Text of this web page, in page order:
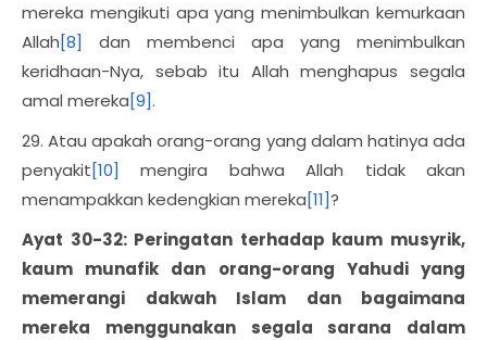
mereka mengikuti apa yang menimbulkan kemurkaan
Allah[8]
dan membenci apa yang menimbulkan
keridhaan-Nya, sebab itu Allah menghapus segala
amal mereka[9].
29. Atau apakah orang-orang yang dalam hatinya ada
penyakit[10]
mengira bahwa Allah tidak akan
menampakkan kedengkian mereka[11]?
Ayat 30-32: Peringatan terhadap kaum musyrik,
kaum munafik dan orang-orang Yahudi yang
memerangi dakwah Islam dan bagaimana
mereka menggunakan segala sarana dalam